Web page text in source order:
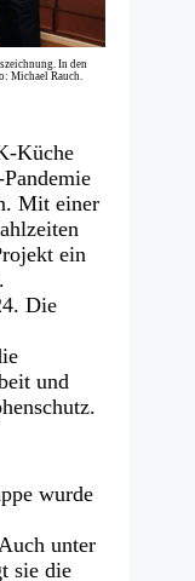
In den
Michael Rauch.
Küche
Mit einer
ein
Die
und
wurde
unter
sie die